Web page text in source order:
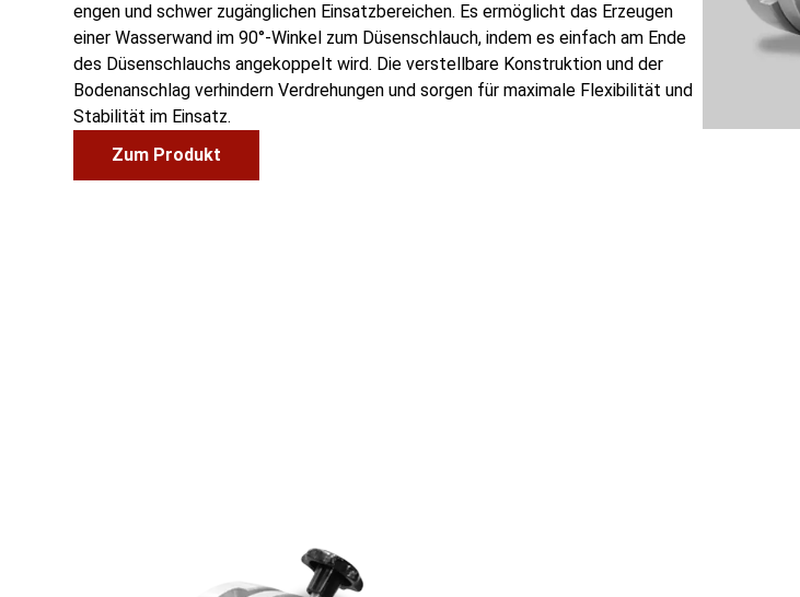
engen und schwer zugänglichen Einsatzbereichen. Es ermöglicht das Erzeugen
einer Wasserwand im 90°-Winkel zum Düsenschlauch, indem es einfach am Ende
des Düsenschlauchs angekoppelt wird. Die verstellbare Konstruktion und der
Bodenanschlag verhindern Verdrehungen und sorgen für maximale Flexibilität und
Stabilität im Einsatz.
Zum Produkt